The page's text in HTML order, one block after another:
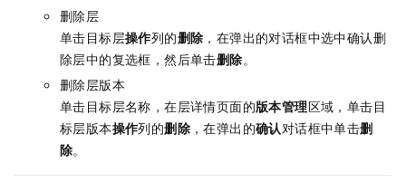
删除层
单击目标层操作列的删除 ，在弹出的对话框中选中确认删
除层中的复选框，然后单击删除。
删除层版本
单击目标层名称，在层详情页面的版本管理区域，单击目
标层版本操作列的删除 ，在弹出的确认对话框中单击删
除。